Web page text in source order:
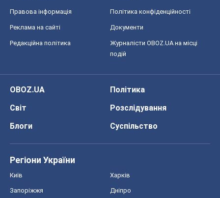
Правова інформація Політика конфіденційності
Реклама на сайті Документи
Редакційна політика
Журналісти OBOZ.UA на місці
подій
OBOZ.UA
Політика
Світ
Розслідування
Блоги
Суспільство
Регіони України
Київ Харків
Запоріжжя Дніпро